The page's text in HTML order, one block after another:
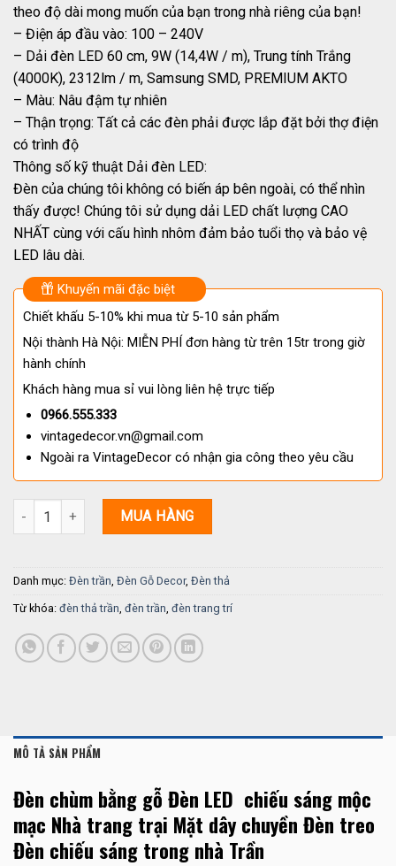
theo độ dài mong muốn của bạn trong nhà riêng của bạn!
– Điện áp đầu vào: 100 – 240V
– Dải đèn LED 60 cm, 9W (14,4W / m), Trung tính Trắng
(4000K), 2312lm / m, Samsung SMD, PREMIUM AKTO
– Màu: Nâu đậm tự nhiên
– Thận trọng: Tất cả các đèn phải được lắp đặt bởi thợ điện
có trình độ
Thông số kỹ thuật Dải đèn LED:
Đèn của chúng tôi không có biến áp bên ngoài, có thể nhìn
thấy được! Chúng tôi sử dụng dải LED chất lượng CAO
NHẤT cùng với cấu hình nhôm đảm bảo tuổi thọ và bảo vệ
LED lâu dài.
Khuyến mãi đặc biệt
Chiết khấu 5-10% khi mua từ 5-10 sản phẩm
Nội thành Hà Nội: MIỄN PHÍ đơn hàng từ trên 15tr trong giờ
hành chính
Khách hàng mua sỉ vui lòng liên hệ trực tiếp
0966.555.333
vintagedecor.vn@gmail.com
Ngoài ra VintageDecor có nhận gia công theo yêu cầu
Đèn treo trần bằng gỗ - Đèn LED TT 100 số lượng
MUA HÀNG
Danh mục: Đèn trần, Đèn Gỗ Decor, Đèn thả
Từ khóa: đèn thả trần, đèn trần, đèn trang trí
MÔ TẢ SẢN PHẨM
Đèn chùm bằng gỗ Đèn LED chiếu sáng mộc
mạc Nhà trang trại Mặt dây chuyền Đèn treo
Đèn chiếu sáng trong nhà Trần